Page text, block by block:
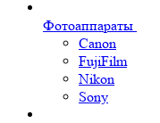
Фотоаппараты
Canon
FujiFilm
Nikon
Sony